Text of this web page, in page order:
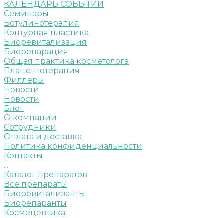
КАЛЕНДАРЬ СОБЫТИЙ
Семинары
Ботулинотерапия
Контурная пластика
Биоревитализация
Биорепарация
Общая практика косметолога
Плацентотерапия
Филлеры
Новости
Новости
Блог
О компании
Сотрудники
Оплата и доставка
Политика конфиденциальности
Контакты
...
Каталог препаратов
Все препараты
Биоревитализанты
Биорепаранты
Космецевтика